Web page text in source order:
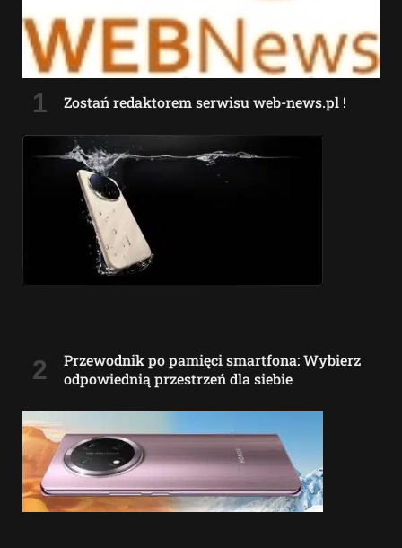
Zostań redaktorem serwisu web-news.pl !
Przewodnik po pamięci smartfona: Wybierz
odpowiednią przestrzeń dla siebie